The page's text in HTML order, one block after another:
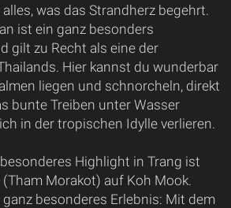
was das Strandherz begehrt.
ist ein ganz besonders
gilt zu Recht als eine der
Hier kannst du wunderbar
liegen und schnorcheln, direkt
bunte Treiben unter Wasser
in der tropischen Idylle verlieren.
Highlight in Trang ist
(Tham Morakot) auf Koh Mook.
besonderes Erlebnis: Mit dem